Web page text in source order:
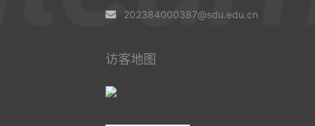
202384000387@sdu.edu.cn
访客地图